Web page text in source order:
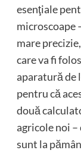
esenţiale
microscoape
mare
care va fi
aparatură de
pentru că
două
agricole noi
sunt la